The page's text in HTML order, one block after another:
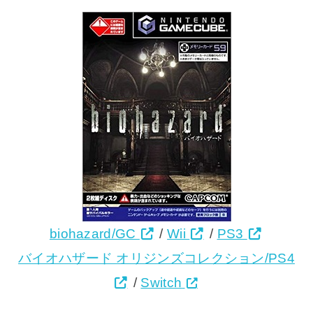
biohazard/GC /Wii / PS3
バイオハザード オリジンズコレクション/PS4
/ Switch